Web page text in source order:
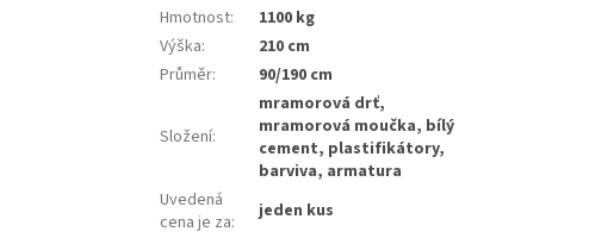
Hmotnost:
1100 kg
Výška:
210 cm
Průměr: 90/190 cm
Složení:
mramorová drť,
mramorová moučka, bílý
cement, plastifikátory,
barviva, armatura
Uvedená
cena je za: jeden kus